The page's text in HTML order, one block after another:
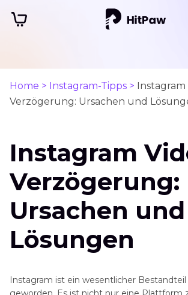
Home > Instagram-Tipps > Instagram
Verzögerung: Ursachen und
Instagram
Verzögerung:
Ursachen und
Lösungen
Instagram ist ein wesentlicher